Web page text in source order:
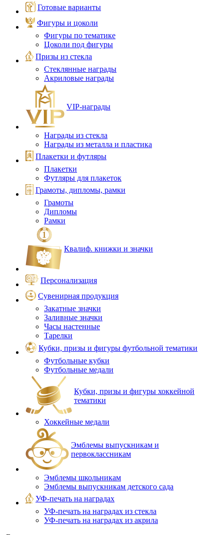
Готовые варианты
Фигуры и цоколи
Фигуры по тематике
Цоколи под фигуры
Призы из стекла
Стеклянные награды
Акриловые награды
VIP‑награды
Награды из стекла
Награды из металла и пластика
Плакетки и футляры
Плакетки
Футляры для плакеток
Грамоты, дипломы, рамки
Грамоты
Дипломы
Рамки
Квалиф. книжки и значки
Персонализация
Сувенирная продукция
Закатные значки
Заливные значки
Часы настенные
Тарелки
Кубки, призы и фигуры футбольной тематики
Футбольные кубки
Футбольные медали
Кубки, призы и фигуры хоккейной
тематики
Хоккейные медали
Эмблемы выпускникам и
первоклассникам
Эмблемы школьникам
Эмблемы выпускникам детского сада
УФ-печать на наградах
УФ‑печать на наградах из стекла
УФ-печать на наградах из акрила